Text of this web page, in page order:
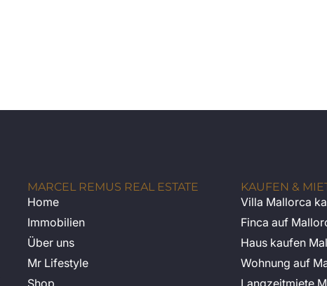
MARCEL REMUS REAL ESTATE
Home
Immobilien
Über uns
Mr Lifestyle
KAUFEN &
Villa Mallorca
Finca auf
Haus kaufen
Wohnung auf